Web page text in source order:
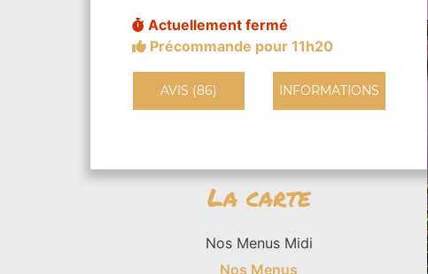
Actuellement fermé
Précommande pour 11h20
AVIS (86) INFORMATIONS
La carte
Nos Menus Midi
Nos Menus